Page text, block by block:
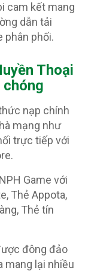
cam kết mang
dẫn tải
phân phối.
Thoại
chóng
nạp chính
mạng như
trực tiếp với
Game với
Thẻ Appota,
Thẻ tín
đông đảo
mang lại nhiều